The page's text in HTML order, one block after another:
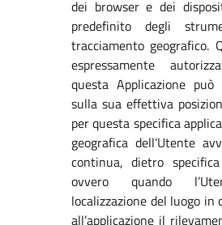
dei browser e dei
predefinito degli
tracciamento geografico.
espressamente
questa Applicazione
sulla sua effettiva
per questa specifica
geografica dell’Utente
continua, dietro
ovvero quando
localizzazione del luogo
all’applicazione il